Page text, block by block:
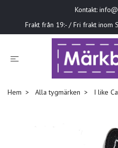
Kontakt:
Frakt från 19:- / Fri frakt inom
Hem Alla tygmärken I like